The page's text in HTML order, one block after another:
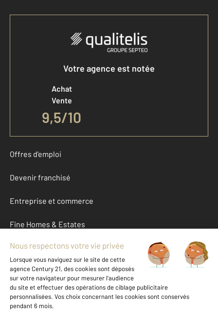
Votre agence est notée
Achat
Vente
9,5/10
Offres d'emploi
Devenir franchisé
Entreprise et commerce
Fine Homes & Estates
À propos
International
Nous contacter